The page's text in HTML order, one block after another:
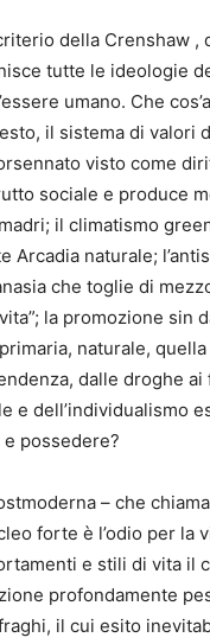
della Crenshaw ,
tutte le ideologie
umano. Che
il sistema di valori
visto come
sociale e produce
il climatismo
Arcadia naturale;
che toglie di
la promozione sin
naturale,
dalle droghe ai
e dell’individualismo
possedere?
– che
forte è l’odio per la
e stili di vita il
profondamente
il cui esito